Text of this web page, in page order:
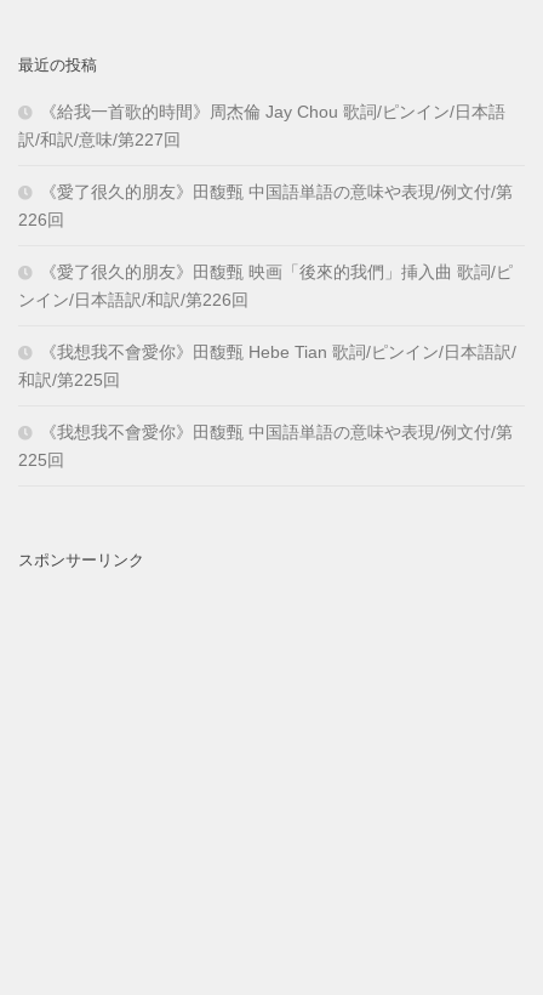
最近の投稿
《給我一首歌的時間》周杰倫 Jay Chou 歌詞/ピンイン/日本語
訳/和訳/意味/第227回
《愛了很久的朋友》田馥甄 中国語単語の意味や表現/例文付/第
226回
《愛了很久的朋友》田馥甄 映画「後來的我們」挿入曲 歌詞/ピ
ンイン/日本語訳/和訳/第226回
《我想我不會愛你》田馥甄 Hebe Tian 歌詞/ピンイン/日本語訳/
和訳/第225回
《我想我不會愛你》田馥甄 中国語単語の意味や表現/例文付/第
225回
スポンサーリンク